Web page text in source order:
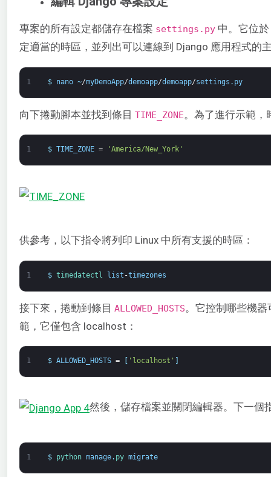
專案的所有設定都儲存在檔案 settings.py 中。它位
定適當的時區，並列出可以連線到 Django 應用程式的
1 $ nano ~/myDemoApp/demoapp/demoapp/settings . py
向下捲動腳本並找到條目 TIME_ZONE。為了進行示範
1 $ TIME_ZONE = 'America/New_York'
供參考，以下指令將列印 Linux 中所有支援的時區：
1 $ timedatectl list -timezones
接下來，捲動到條目 ALLOWED_HOSTS。它控制哪些機
範，它僅包含 localhost：
1 $ ALLOWED_HOSTS = 'localhost'
然後，儲存檔案並關閉編輯器。下一個
1 $ python manage. py migrate